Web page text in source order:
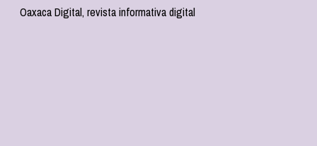
Oaxaca Digital, revista informativa digital